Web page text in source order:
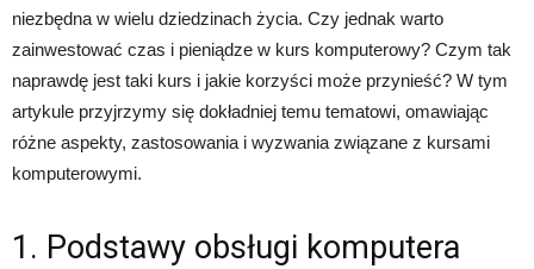
niezbędna w wielu dziedzinach życia. Czy jednak warto
zainwestować czas i pieniądze w kurs komputerowy? Czym tak
naprawdę jest taki kurs i jakie korzyści może przynieść? W tym
artykule przyjrzymy się dokładniej temu tematowi, omawiając
różne aspekty, zastosowania i wyzwania związane z kursami
komputerowymi.
1. Podstawy obsługi komputera